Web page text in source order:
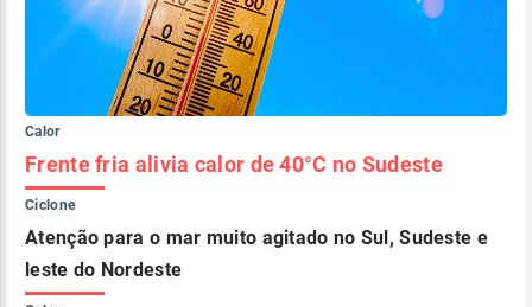
Calor
Frente fria alivia calor de 40°C no Sudeste
Ciclone
Atenção para o mar muito agitado no Sul, Sudeste e
leste do Nordeste